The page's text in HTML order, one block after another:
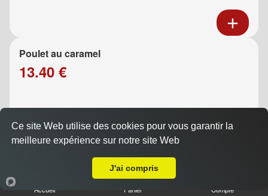
Poulet au caramel
13.40 €
Accueil Panier Compte
Ce site Web utilise des cookies pour vous garantir la
meilleure expérience sur notre site Web
J'ai compris